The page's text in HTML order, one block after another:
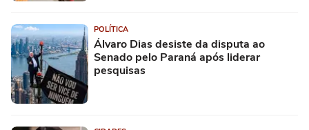
POLÍTICA
Álvaro Dias desiste da disputa ao
Senado pelo Paraná após liderar
pesquisas